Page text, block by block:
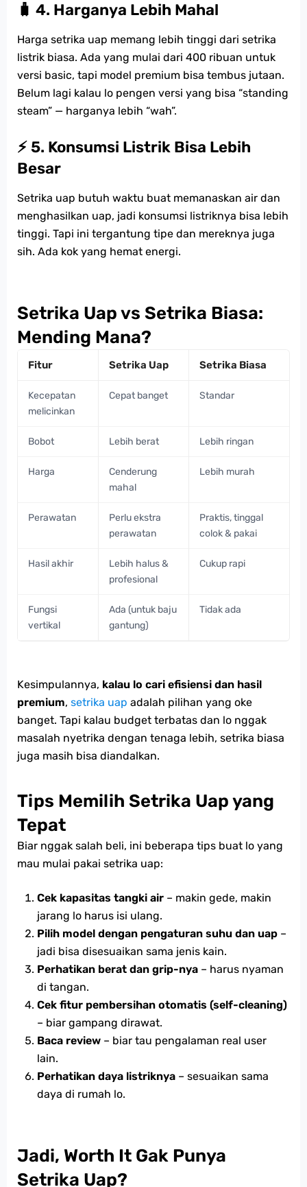
🧳 4. Harganya Lebih Mahal
Harga setrika uap memang lebih tinggi dari setrika
listrik biasa. Ada yang mulai dari 400 ribuan untuk
versi basic, tapi model premium bisa tembus jutaan.
Belum lagi kalau lo pengen versi yang bisa “standing
steam” — harganya lebih “wah”.
⚡ 5. Konsumsi Listrik Bisa Lebih
Besar
Setrika uap butuh waktu buat memanaskan air dan
menghasilkan uap, jadi konsumsi listriknya bisa lebih
tinggi. Tapi ini tergantung tipe dan mereknya juga
sih. Ada kok yang hemat energi.
Setrika Uap vs Setrika Biasa:
Mending Mana?
Fitur Setrika Uap Setrika Biasa
Kecepatan
melicinkan
Cepat banget Standar
Bobot Lebih berat Lebih ringan
Harga
Cenderung
mahal
Lebih murah
Perawatan
Perlu ekstra
perawatan
Praktis, tinggal
colok & pakai
Hasil akhir
Lebih halus &
profesional
Cukup rapi
Fungsi
vertikal
Ada (untuk baju
gantung)
Tidak ada
Kesimpulannya, kalau lo cari efisiensi dan hasil
premium, setrika uap adalah pilihan yang oke
banget. Tapi kalau budget terbatas dan lo nggak
masalah nyetrika dengan tenaga lebih, setrika biasa
juga masih bisa diandalkan.
Tips Memilih Setrika Uap yang
Tepat
Biar nggak salah beli, ini beberapa tips buat lo yang
mau mulai pakai setrika uap:
Cek kapasitas tangki air – makin gede, makin
jarang lo harus isi ulang.
Pilih model dengan pengaturan suhu dan uap –
jadi bisa disesuaikan sama jenis kain.
Perhatikan berat dan grip-nya – harus nyaman
di tangan.
Cek fitur pembersihan otomatis (self-cleaning)
– biar gampang dirawat.
Baca review – biar tau pengalaman real user
lain.
Perhatikan daya listriknya – sesuaikan sama
daya di rumah lo.
Jadi, Worth It Gak Punya
Setrika Uap?